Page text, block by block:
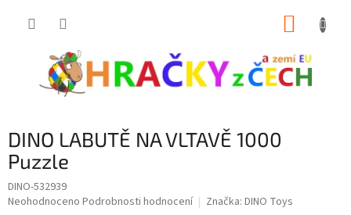
DINO LABUTĚ NA VLTAVĚ 1000
Puzzle
DINO-532939
Průměrné
Neohodnoceno Podrobnosti hodnocení Značka: DINO Toys